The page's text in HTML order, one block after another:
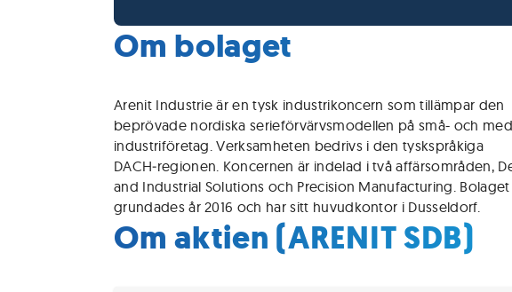
Om bolaget
Arenit Industrie är en tysk industrikoncern som tillämpar den
beprövade nordiska serieförvärvsmodellen på små- och
industriföretag. Verksamheten bedrivs i den tyskspråkiga
DACH‑regionen. Koncernen är indelad i två affärsområden,
and Industrial Solutions och Precision Manufacturing. Bolaget
grundades år 2016 och har sitt huvudkontor i Dusseldorf.
Om aktien (ARENIT SDB)